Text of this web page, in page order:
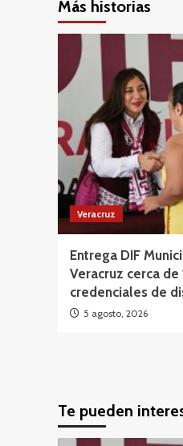
Más historias
Veracruz
Entrega DIF
Veracruz cerca de
credenciales de
5 agosto, 2026
Te pueden